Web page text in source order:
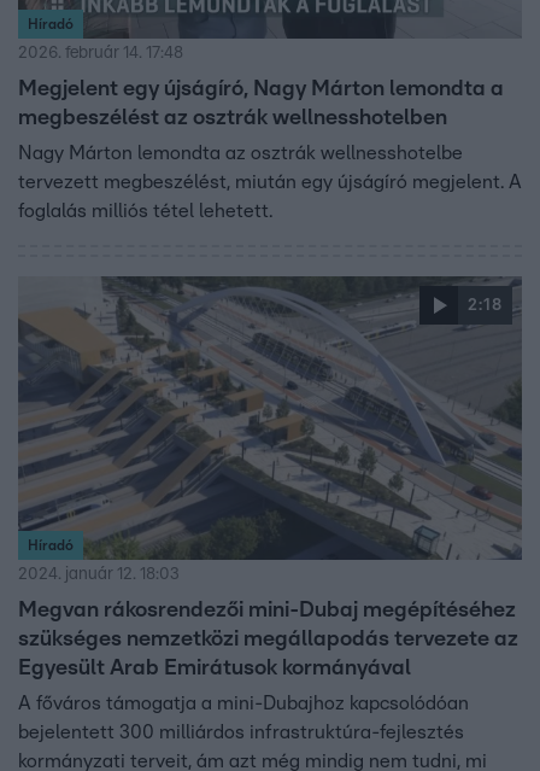
Híradó
2026. február 14. 17:48
Megjelent egy újságíró, Nagy Márton lemondta a
megbeszélést az osztrák wellnesshotelben
Nagy Márton lemondta az osztrák wellnesshotelbe
tervezett megbeszélést, miután egy újságíró megjelent. A
foglalás milliós tétel lehetett.
2:18
Híradó
2024. január 12. 18:03
Megvan rákosrendezői mini-Dubaj megépítéséhez
szükséges nemzetközi megállapodás tervezete az
Egyesült Arab Emirátusok kormányával
A főváros támogatja a mini-Dubajhoz kapcsolódóan
bejelentett 300 milliárdos infrastruktúra-fejlesztés
kormányzati terveit, ám azt még mindig nem tudni, mi